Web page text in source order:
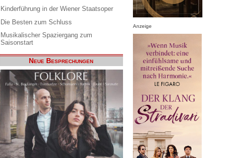
Kinderführung in der Wiener Staatsoper
Die Besten zum Schluss
Musikalischer Spaziergang zum
Saisonstart
Neue Besprechungen
Anzeige